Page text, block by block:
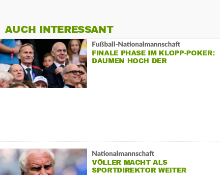
AUCH INTERESSANT
Fußball-Nationalmannschaft
FINALE PHASE IM KLOPP-POKER:
DAUMEN HOCH DER
Nationalmannschaft
VÖLLER MACHT ALS
SPORTDIREKTOR WEITER